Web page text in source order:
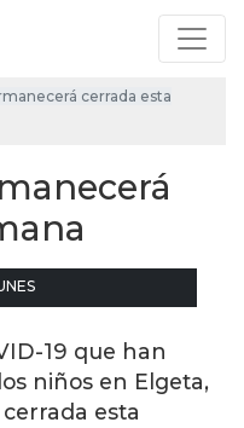
cerrada esta
19 que han
niños en Elgeta,
esta